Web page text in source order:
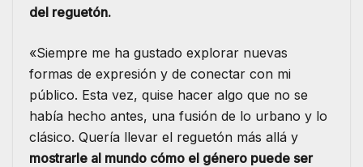
del reguetón.
«Siempre me ha gustado explorar nuevas
formas de expresión y de conectar con mi
público. Esta vez, quise hacer algo que no se
había hecho antes, una fusión de lo urbano y lo
clásico. Quería llevar el reguetón más allá y
mostrarle al mundo cómo el género puede ser